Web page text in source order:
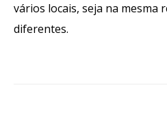
vários locais, seja na mesma
diferentes.